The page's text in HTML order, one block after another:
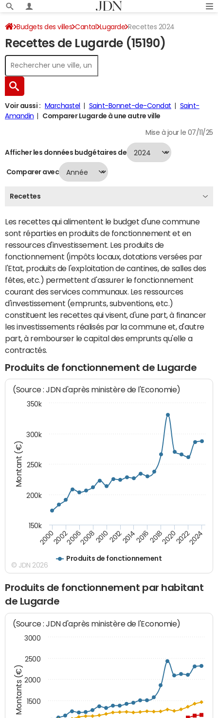
Budgets des villes Cantal Lugarde Recettes 2024
Recettes de Lugarde (15190)
Voir aussi : Marchastel Saint-Bonnet-de-Condat
Saint-
Amandin
Comparer Lugarde à une autre ville
Mise à jour le 07/11/25
Afficher les données budgétaires de
Comparer avec
Recettes
Les recettes qui alimentent le budget d'une commune
sont réparties en produits de fonctionnement et en
ressources d'investissement. Les produits de
fonctionnement (impôts locaux, dotations versées par
l'Etat, produits de l'exploitation de cantines, de salles des
fêtes, etc.) permettent d'assurer le fonctionnement
courant des services communaux. Les ressources
d'investissement (emprunts, subventions, etc.)
constituent les recettes qui visent, d'une part, à financer
les investissements réalisés par la commune et, d'autre
part, à rembourser le capital des emprunts qu'elle a
contractés.
Produits de fonctionnement de Lugarde
Montant (€)
(Source : JDN d'après ministère de l'Economie)
Produits de fonctionnement
200020022006200820102012201420162018202020222024
150k
200k
250k
300k
350k
© JDN 2026
Produits de fonctionnement par habitant
de Lugarde
Montants (€)
(Source : JDN d'après ministère de l'Economie)
1500
2000
2500
3000